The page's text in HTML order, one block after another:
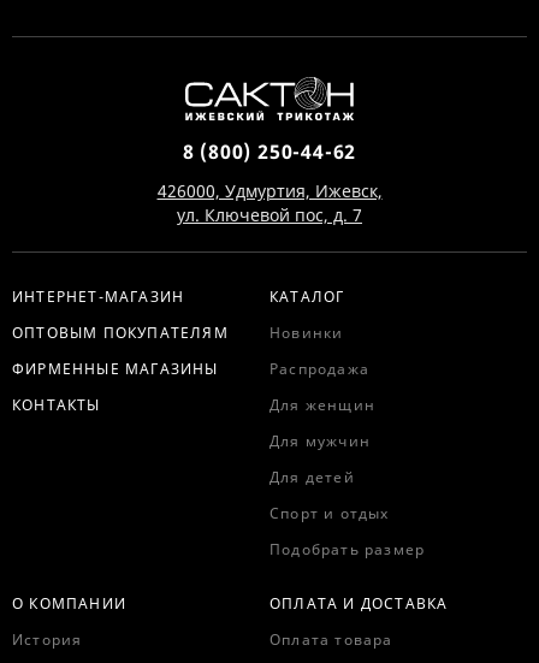
8 (800) 250-44-62
426000, Удмуртия, Ижевск,
ул. Ключевой пос, д. 7
ИНТЕРНЕТ-МАГАЗИН
ОПТОВЫМ ПОКУПАТЕЛЯМ
ФИРМЕННЫЕ МАГАЗИНЫ
КОНТАКТЫ
КАТАЛОГ
Новинки
Распродажа
Для женщин
Для мужчин
Для детей
Спорт и отдых
Подобрать размер
О КОМПАНИИ
История
ОПЛАТА И ДОСТАВКА
Оплата товара